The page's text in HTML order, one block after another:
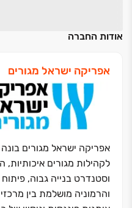
אודות החברה
אפריקה ישראל מגורים
אפריקה ישראל מגורים
לקהילות מגורים איכותיות,
וסטנדרט בנייה גבוה,
והרמוניה מושלמת בין